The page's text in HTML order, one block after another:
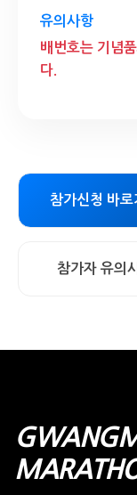
유의사항
배번호는 기념
다.
참가신청 바로
참가자 유의